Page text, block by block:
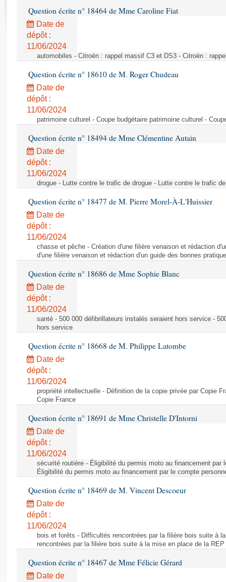
Rapports législatifs
Rapports sur l'application des lois
Baromètre de l’application des lois
Budget et sécurité sociale
Questions écrites et orales
Comptes rendus des débats
Question écrite n° 18464 de Mme Caroline Fiat
Date de
dépôt :
11/06/2024
automobiles - Citroën : rappel massif C3 et DS3 - Citroën :
Question écrite n° 18610 de M. Roger Chudeau
Date de
dépôt :
11/06/2024
patrimoine culturel - Coupe budgétaire patrimoine culturel -
Question écrite n° 18494 de Mme Clémentine Autain
Date de
dépôt :
11/06/2024
drogue - Lutte contre le trafic de drogue - Lutte contre le trafic
Question écrite n° 18477 de M. Pierre Morel-À-L'Huissier
Date de
dépôt :
11/06/2024
chasse et pêche - Création d'une filière venaison et rédaction
d'une filière venaison et rédaction d'un guide des bonnes
Question écrite n° 18686 de Mme Sophie Blanc
Date de
dépôt :
11/06/2024
santé - 500 000 défibrillateurs instalés seraient hors service -
hors service
Question écrite n° 18668 de M. Philippe Latombe
Date de
dépôt :
11/06/2024
propriété intellectuelle - Définition de la copie privée par Copie
Copie France
Question écrite n° 18691 de Mme Christelle D'Intorni
Date de
dépôt :
11/06/2024
sécurité routière - Éligibilité du permis moto au financement par
Éligibilité du permis moto au financement par le compte
Question écrite n° 18469 de M. Vincent Descoeur
Date de
dépôt :
11/06/2024
bois et forêts - Difficultés rencontrées par la filière bois suite à
rencontrées par la filière bois suite à la mise en place de la REP
Question écrite n° 18467 de Mme Félicie Gérard
Date de